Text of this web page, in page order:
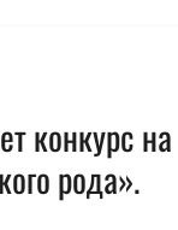
конкурс на
рода».